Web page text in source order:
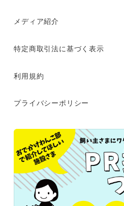
メディア紹介
特定商取引法に基づく表示
利用規約
プライバシーポリシー